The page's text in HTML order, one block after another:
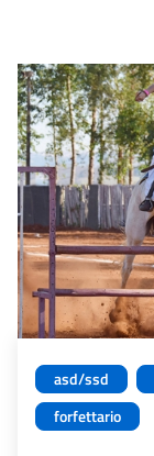
asd/ssd
forfettario